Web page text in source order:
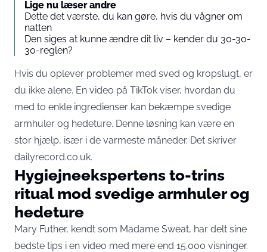
Lige nu læser andre
Dette det værste, du kan gøre, hvis du vågner om
natten
Den siges at kunne ændre dit liv – kender du 30-30-
30-reglen?
Hvis du oplever problemer med sved og kropslugt, er
du ikke alene. En video på TikTok viser, hvordan du
med to enkle ingredienser kan bekæmpe svedige
armhuler og hedeture. Denne løsning kan være en
stor hjælp, især i de varmeste måneder. Det skriver
dailyrecord.co.uk.
Hygiejneekspertens to-trins
ritual mod svedige armhuler og
hedeture
Mary Futher, kendt som Madame Sweat, har delt sine
bedste tips i en video med mere end 15.000 visninger.